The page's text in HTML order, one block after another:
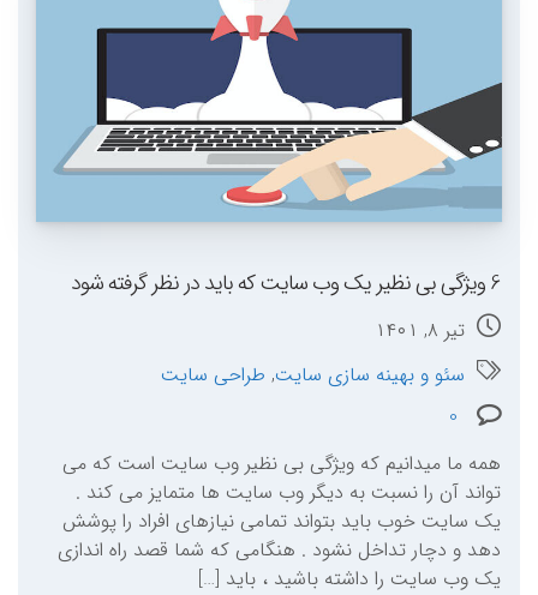
6 ویژگی بی نظیر یک وب سایت که باید در نظر گرفته شود
تیر ۸, ۱۴۰۱
سئو و بهینه سازی سایت, طراحی سایت
همه ما میدانیم که ویژگی بی نظیر وب سایت است که می
تواند آن را نسبت به دیگر وب سایت ها متمایز می کند .
یک سایت خوب باید بتواند تمامی نیازهای افراد را پوشش
دهد و دچار تداخل نشود . هنگامی که شما قصد راه اندازی
یک وب سایت را داشته باشید ، باید […]